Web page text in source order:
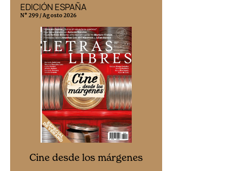
EDICIÓN ESPAÑA
N° 299 / Agosto 2026
Cine desde los márgenes